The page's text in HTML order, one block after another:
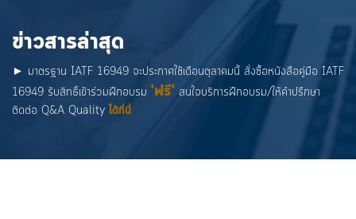
ข่าวสารล่าสุด
► มาตรฐาน IATF 16949 จะประกาศใช้เดือนตุลาคมนี้ สั่งซื้อหนังสือคู่มือ IATF
16949 รับสิทธิ์เข้าร่วมฝึกอบรม 'ฟรี' สนใจบริการฝึกอบรม/ให้คำปรึกษา
ติดต่อ Q&A Quality ได้ที่นี่